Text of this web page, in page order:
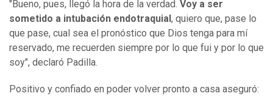
"Bueno, pues, llegó la hora de la verdad. Voy a ser
sometido a intubación endotraquial , quiero que, pase lo
que pase, cual sea el pronóstico que Dios tenga para mí
reservado, me recuerden siempre por lo que fui y por lo que
soy", declaró Padilla.
Positivo y confiado en poder volver pronto a casa aseguró: